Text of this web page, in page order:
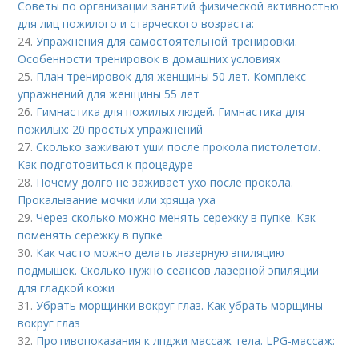
Советы по организации занятий физической активностью
для лиц пожилого и старческого возраста:
24.Упражнения для самостоятельной тренировки.
Особенности тренировок в домашних условиях
25. План тренировок для женщины 50 лет. Комплекс
упражнений для женщины 55 лет
26. Гимнастика для пожилых людей. Гимнастика для
пожилых: 20 простых упражнений
27.Сколько заживают уши после прокола пистолетом.
Как подготовиться к процедуре
28. Почему долго не заживает ухо после прокола.
Прокалывание мочки или хряща уха
29.Через сколько можно менять сережку в пупке. Как
поменять сережку в пупке
30. Как часто можно делать лазерную эпиляцию
подмышек. Сколько нужно сеансов лазерной эпиляции
для гладкой кожи
31.Убрать морщинки вокруг глаз. Как убрать морщины
вокруг глаз
32. Противопоказания к лпджи массаж тела. LPG-массаж: